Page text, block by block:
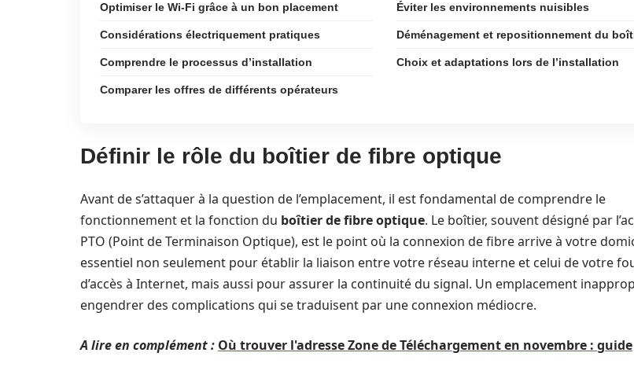
Optimiser le Wi-Fi grâce à un bon placement Éviter les environnements nuisibles
Considérations électriquement pratiques Déménagement et repositionnement du
Comprendre le processus d’installation Choix et adaptations lors de l’installation
Comparer les offres de différents opérateurs
Définir le rôle du boîtier de fibre optique
Avant de s’attaquer à la question de l’emplacement, il est fondamental de comprendre le
fonctionnement et la fonction du boîtier de fibre optique. Le boîtier, souvent désigné par
PTO (Point de Terminaison Optique), est le point où la connexion de fibre arrive à votre
essentiel non seulement pour établir la liaison entre votre réseau interne et celui de votre
d’accès à Internet, mais aussi pour assurer la continuité du signal. Un emplacement
engendrer des complications qui se traduisent par une connexion médiocre.
A lire en complément : Où trouver l'adresse Zone de Téléchargement en novembre : guide